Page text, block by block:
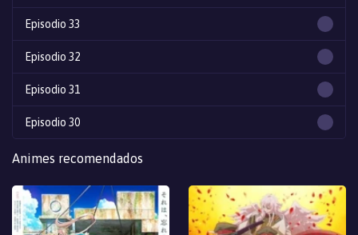
Episodio 33
Episodio 32
Episodio 31
Episodio 30
Episodio 29
Episodio 28
Episodio 27
Animes recomendados